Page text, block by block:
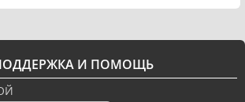
И ПОМОЩЬ